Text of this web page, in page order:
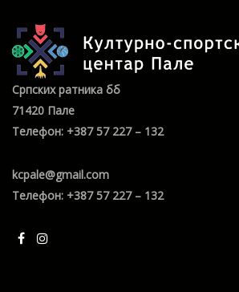
Српских ратника бб
71420 Пале
Телефон: +387 57 227 – 132
kcpale@gmail.com
Телефон: +387 57 227 – 132